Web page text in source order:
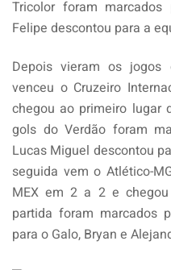
Tricolor foram
Felipe descontou para a
Depois vieram os jogos
venceu o Cruzeiro
chegou ao primeiro lugar
gols do Verdão foram
Lucas Miguel descontou
seguida vem o Atlético-
MEX em 2 a 2 e
partida foram marcados
para o Galo, Bryan e